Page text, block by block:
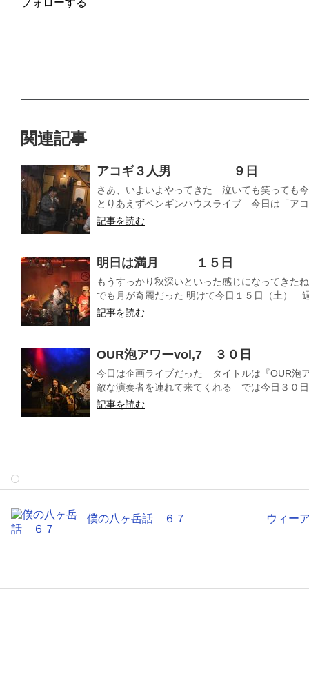
フォローする
関連記事
アコギ３人男 ９日
さあ、いよいよやってきた 泣いても笑っても
とりあえずペンギンハウスライブ 今日は「ア
記事を読む
明日は満月 １５日
もうすっかり秋深いといった感じになってき
でも月が奇麗だった 明けて今日１５日（土）
記事を読む
OUR泡アワーvol,7 ３０日
今日は企画ライブだった タイトルは『OUR泡
敵な演奏者を連れて来てくれる では今日３０
記事を読む
僕の八ヶ岳話 ６７ ウィー